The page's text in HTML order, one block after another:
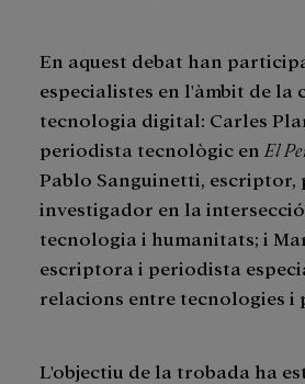
En aquest debat han
especialistes en l'àmbit de la
tecnologia digital: Carles
periodista tecnològic en El
Pablo Sanguinetti, escriptor,
investigador en la
tecnologia i humanitats; i
escriptora i periodista
relacions entre tecnologies i
L'objectiu de la trobada ha